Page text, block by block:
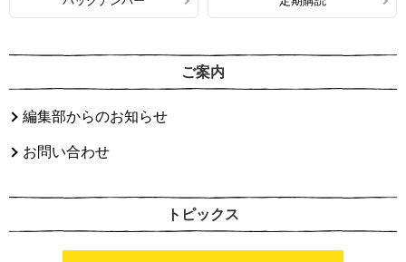
ご案内
編集部からのお知らせ
お問い合わせ
トピックス